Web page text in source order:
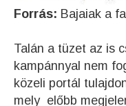
Forrás: Bajaiak a
Talán a tüzet az is
kampánnyal nem
közeli portál
mely előbb